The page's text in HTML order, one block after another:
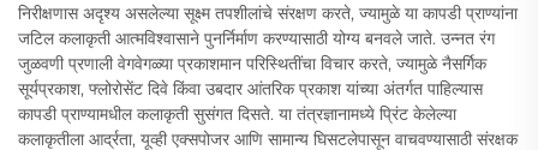
निरीक्षणास अदृश्य असलेल्या सूक्ष्म तपशीलांचे संरक्षण करते, ज्यामुळे या कापडी प्राण्यांना
जटिल कलाकृती आत्मविश्वासाने पुनर्निर्माण करण्यासाठी योग्य बनवले जाते. उन्नत रंग
जुळवणी प्रणाली वेगवेगळ्या प्रकाशमान परिस्थितींचा विचार करते, ज्यामुळे नैसर्गिक
सूर्यप्रकाश, फ्लोरोसेंट दिवे किंवा उबदार आंतरिक प्रकाश यांच्या अंतर्गत पाहिल्यास
कापडी प्राण्यामधील कलाकृती सुसंगत दिसते. या तंत्रज्ञानामध्ये प्रिंट केलेल्या
कलाकृतीला आर्द्रता, यूव्ही एक्सपोजर आणि सामान्य घिसटलेपासून वाचवण्यासाठी संरक्षक